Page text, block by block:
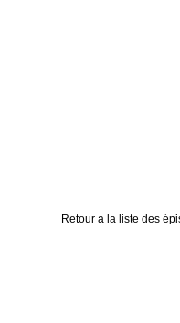
Retour a la liste des